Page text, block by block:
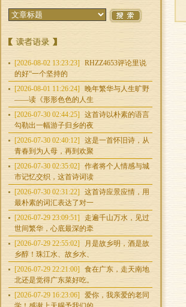
[2026-08-02 13:23:23]
RHZZ4653评论里说
的好“一个坚持的
[2026-08-01 11:26:24]
晚年繁华与人生旷野
——读《形形色色的人生
[2026-07-30 02:44:25]
这首诗以朴素的语言
勾勒出一幅游子归乡的夜
[2026-07-30 02:40:12]
这是一首怀旧诗，从
青春到为人母，再到欢聚
[2026-07-30 02:35:02]
作者将个人情感与城
市记忆交织，这首诗词读
[2026-07-30 02:31:22]
这首诗应景应情，用
最朴素的词汇表达了对一
[2026-07-29 23:09:51]
走遍千山万水，见过
世间繁华，心底最深的牵
[2026-07-29 22:55:02]
月是故乡明，酒是故
乡醇！珠江水、故乡水、
[2026-07-29 22:21:00]
食在广东，走天南地
北还是觉得广东菜好吃。
[2026-07-29 16:23:06]
爱你，我亲爱的老同